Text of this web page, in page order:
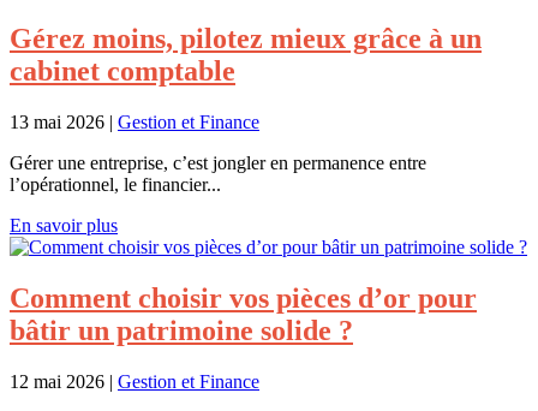
Gérez moins, pilotez mieux grâce à un
cabinet comptable
13 mai 2026 | Gestion et Finance
Gérer une entreprise, c’est jongler en permanence entre
l’opérationnel, le financier...
En savoir plus
Comment choisir vos pièces d’or pour
bâtir un patrimoine solide ?
12 mai 2026 | Gestion et Finance